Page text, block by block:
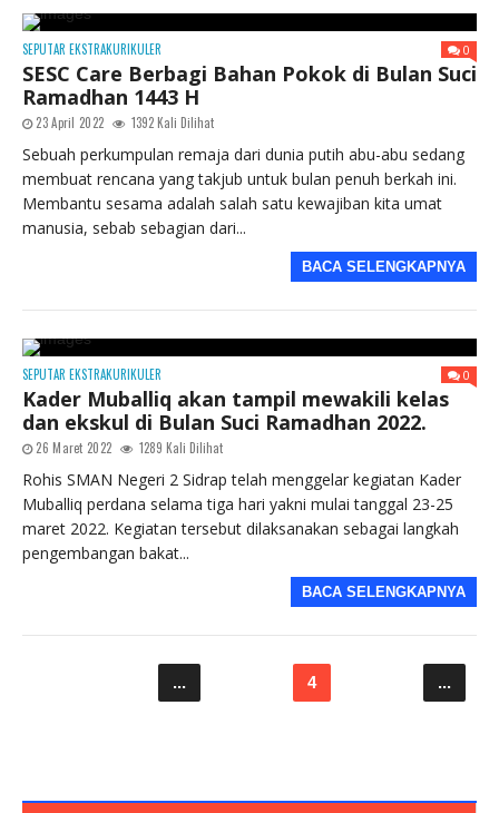
SEPUTAR EKSTRAKURIKULER 0
SESC Care Berbagi Bahan Pokok di Bulan Suci
Ramadhan 1443 H
23 April 2022 1392 Kali Dilihat
Sebuah perkumpulan remaja dari dunia putih abu-abu sedang
membuat rencana yang takjub untuk bulan penuh berkah ini.
Membantu sesama adalah salah satu kewajiban kita umat
manusia, sebab sebagian dari...
BACA SELENGKAPNYA
SEPUTAR EKSTRAKURIKULER 0
Kader Muballiq akan tampil mewakili kelas
dan ekskul di Bulan Suci Ramadhan 2022.
26 Maret 2022 1289 Kali Dilihat
Rohis SMAN Negeri 2 Sidrap telah menggelar kegiatan Kader
Muballiq perdana selama tiga hari yakni mulai tanggal 23-25
maret 2022. Kegiatan tersebut dilaksanakan sebagai langkah
pengembangan bakat...
BACA SELENGKAPNYA
... 4
...